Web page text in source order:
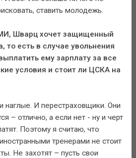
ставить молодежь.
Шварц хочет защищенный
то есть в случае увольнения
ему зарплату за все
условия и стоит ли ЦСКА на
наглые. И перестраховщики. Они
– отлично, а если нет - ну и черт
Поэтому я считаю, что
тренерами не стоит
Не захотят – пусть свои